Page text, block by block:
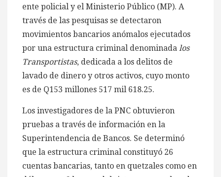
ente policial y el Ministerio Público (MP). A
través de las pesquisas se detectaron
movimientos bancarios anómalos ejecutados
por una estructura criminal denominada los
Transportistas, dedicada a los delitos de
lavado de dinero y otros activos, cuyo monto
es de Q153 millones 517 mil 618.25.
Los investigadores de la PNC obtuvieron
pruebas a través de información en la
Superintendencia de Bancos. Se determinó
que la estructura criminal constituyó 26
cuentas bancarias, tanto en quetzales como en